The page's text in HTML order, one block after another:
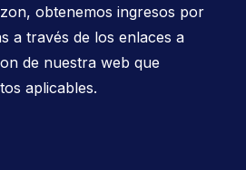
obtenemos ingresos por
a través de los enlaces a
de nuestra web que
aplicables.